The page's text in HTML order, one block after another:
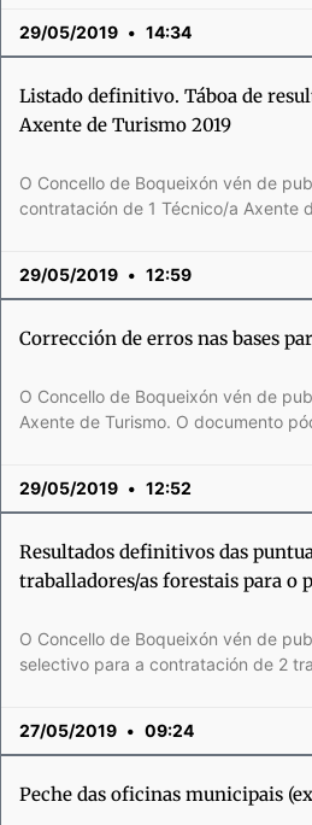
29/05/2019 14:34
Listado definitivo. Táboa de
Axente de Turismo 2019
O Concello de Boqueixón vén de
contratación de 1 Técnico/a Axente
29/05/2019 12:59
Corrección de erros nas bases
O Concello de Boqueixón vén de
Axente de Turismo. O documento
29/05/2019 12:52
Resultados definitivos das
traballadores/as forestais para o
O Concello de Boqueixón vén de
selectivo para a contratación de 2
27/05/2019 09:24
Peche das oficinas municipais